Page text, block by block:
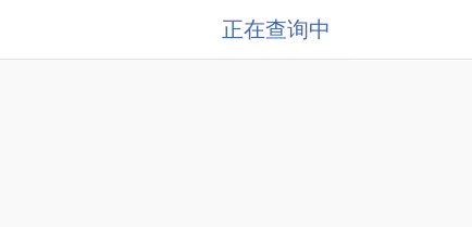
正在查询中